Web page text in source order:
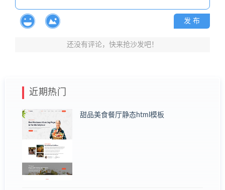
发 布
还没有评论，快来抢沙发吧！
近期热门
甜品美食餐厅静态html模板